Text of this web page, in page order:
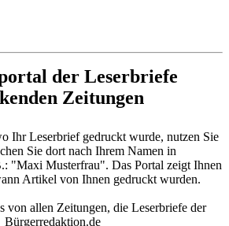
der Leserbriefe
Zeitungen
Ihr Leserbrief gedruckt wurde, nutzen Sie
Sie dort nach Ihrem Namen in
"Maxi Musterfrau". Das Portal zeigt Ihnen
Artikel von Ihnen gedruckt wurden.
von allen Zeitungen, die Leserbriefe der
Bürgerredaktion.de